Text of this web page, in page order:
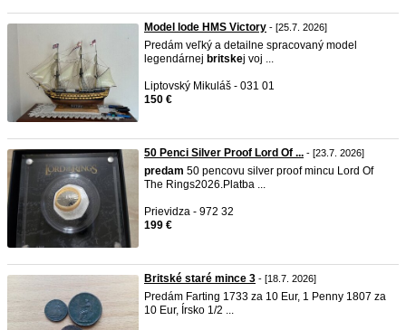
Model lode HMS Victory - [25.7. 2026]
Predám veľký a detailne spracovaný model
legendárnej britskej voj ...
Liptovský Mikuláš - 031 01
150 €
50 Penci Silver Proof Lord Of ... - [23.7. 2026]
predam 50 pencovu silver proof mincu Lord Of
The Rings2026.Platba ...
Prievidza - 972 32
199 €
Britské staré mince 3 - [18.7. 2026]
Predám Farting 1733 za 10 Eur, 1 Penny 1807 za
10 Eur, Írsko 1/2 ...